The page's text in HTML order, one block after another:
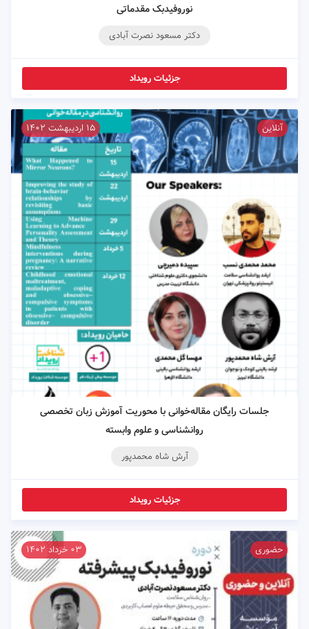
نوروفیدبک مقدماتی
دکتر مسعود نصرت آبادی
جزئیات رویداد
۱۵ اردیبهشت ۱۴۰۲ آنلاین
جلسات رایگان مقاله‌خوانی با محوریت آموزش زبان تخصصی
روانشناسی و علوم وابسته
آرش شاه محمدپور
جزئیات رویداد
۰۳ خرداد ۱۴۰۲ حضوری